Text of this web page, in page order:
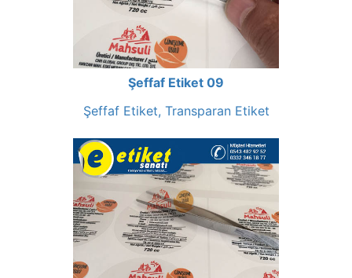
Şeffaf Etiket 09
Şeffaf Etiket, Transparan Etiket